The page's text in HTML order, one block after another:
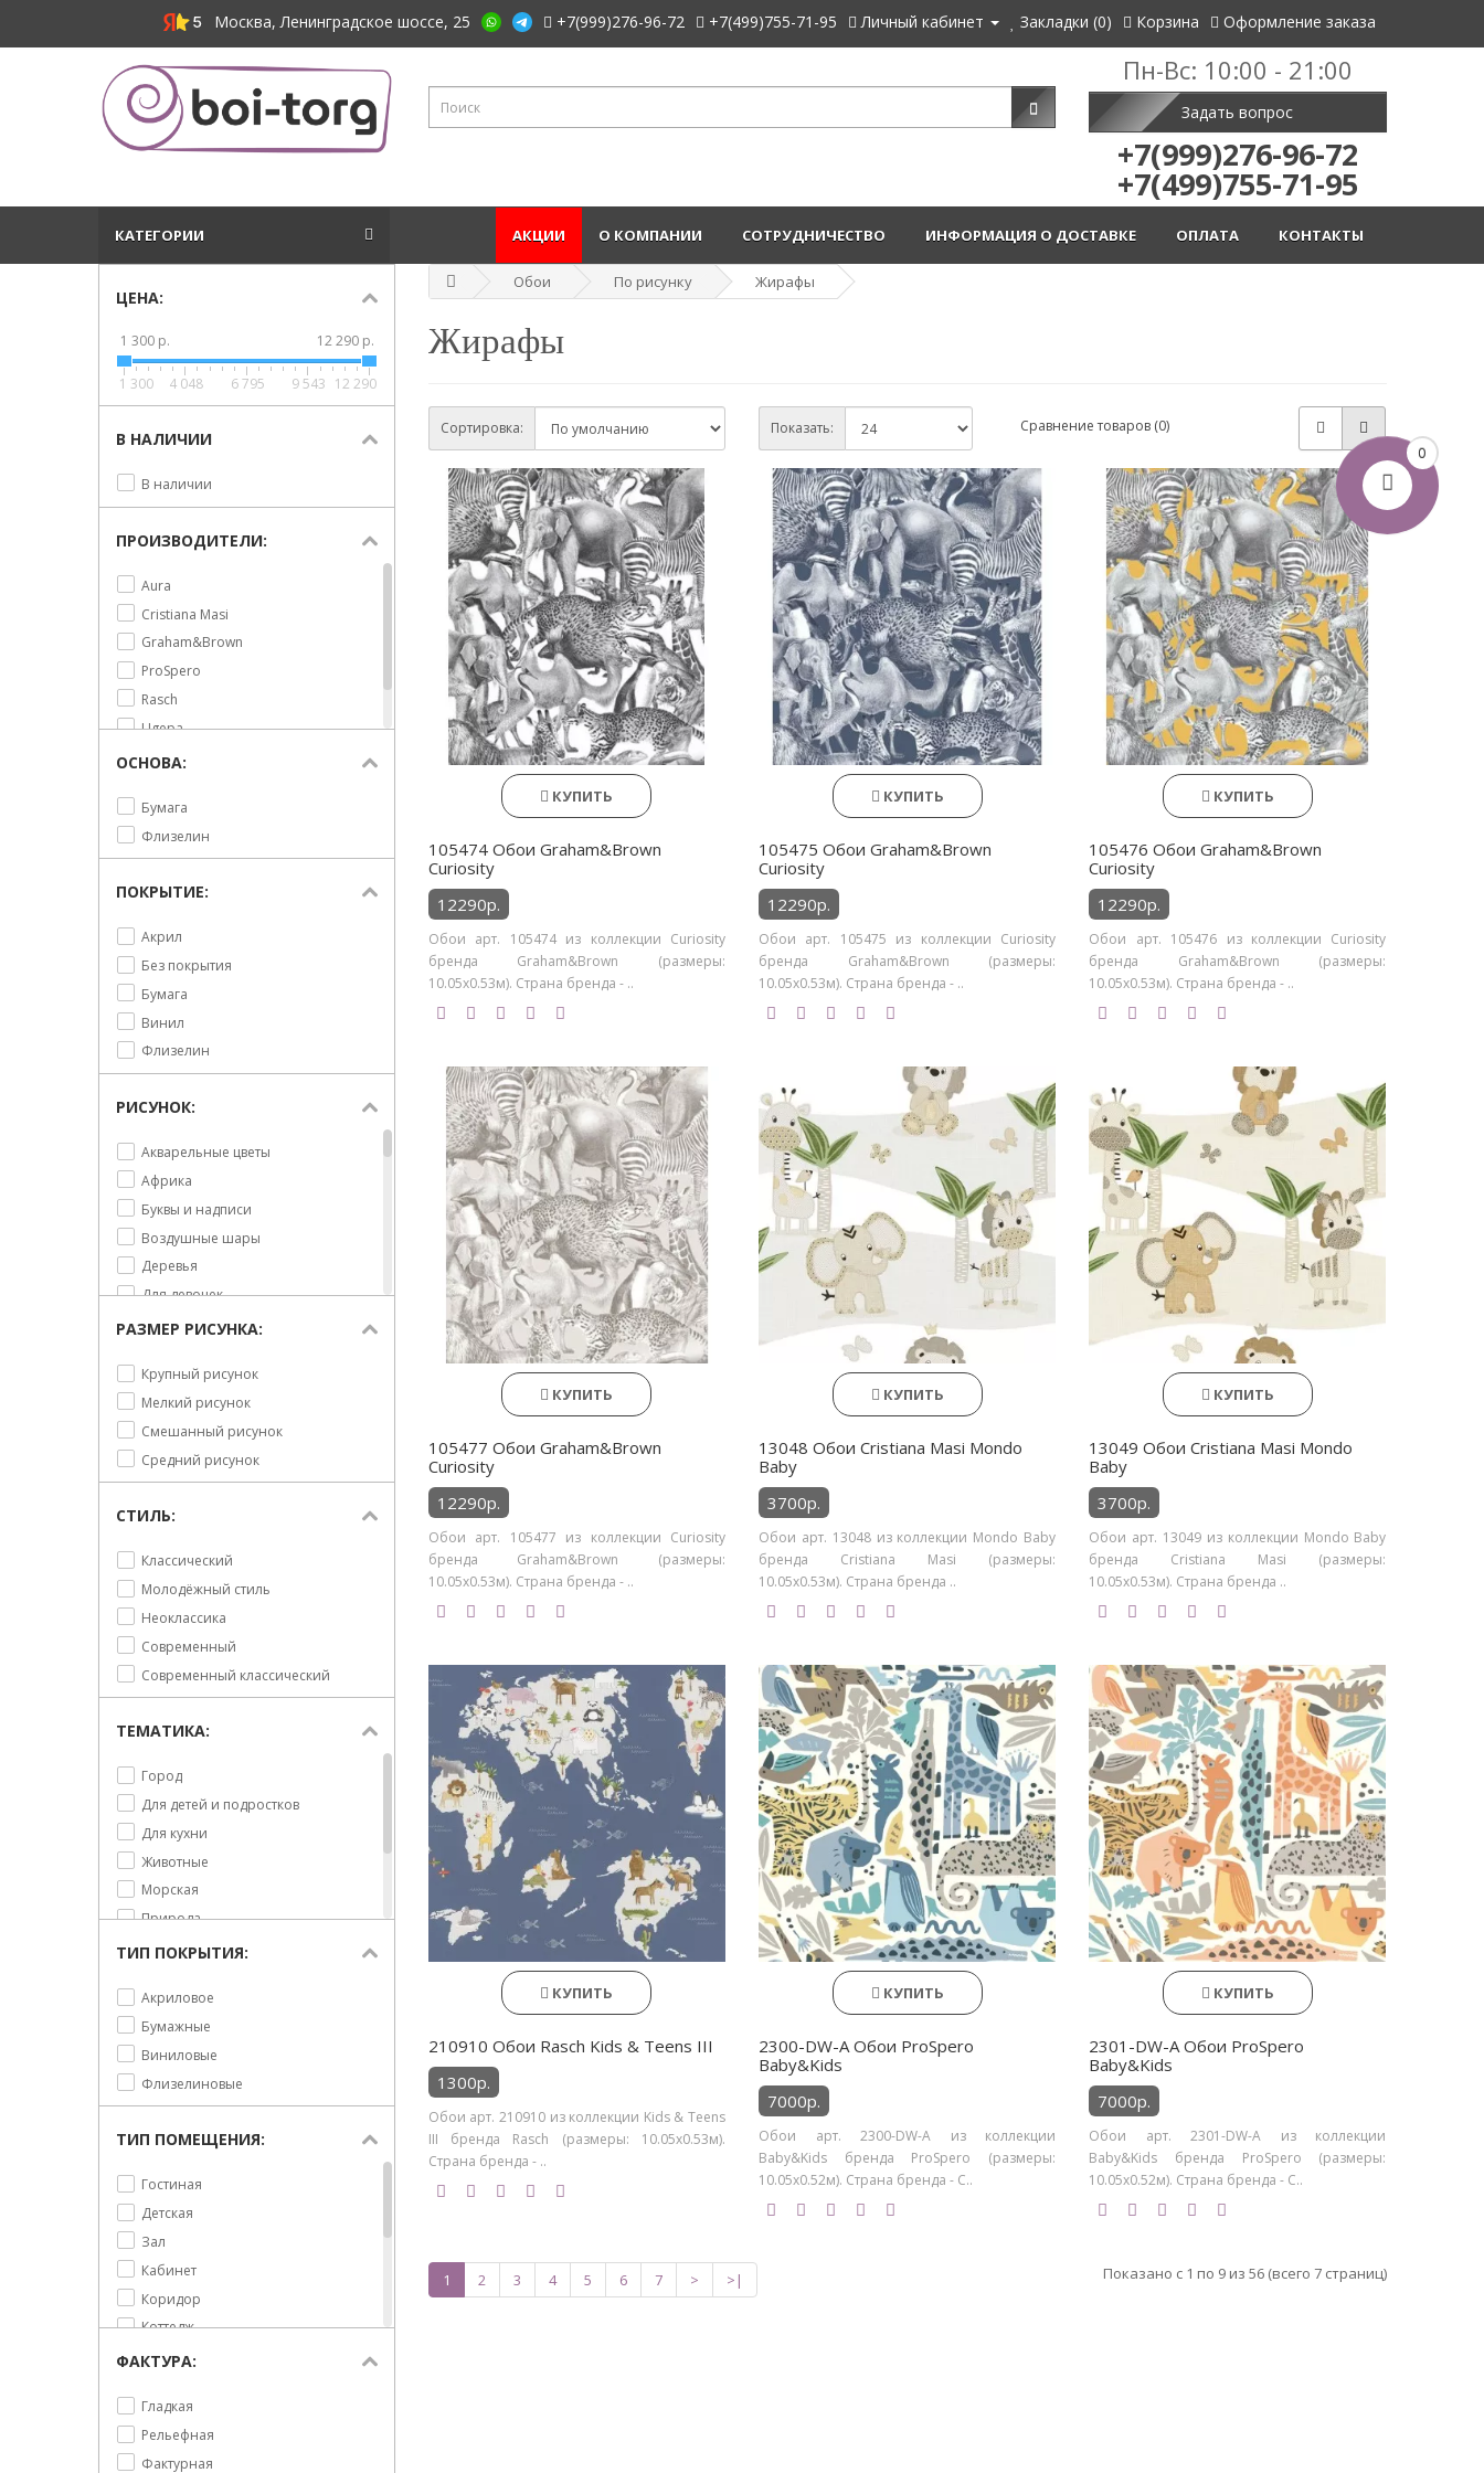
0
Москва, Ленинградское шоссе, 25 +7(999)276-96-72 +7(499)755-71-95 Личный кабинет Закладки (0) Корзина Оформление заказа
Пн-Вс: 10:00 - 21:00
Задать вопрос
+7(999)276-96-72
+7(499)755-71-95
КАТЕГОРИИ КОНТАКТЫ
ОПЛАТА
ИНФОРМАЦИЯ О ДОСТАВКЕ
СОТРУДНИЧЕСТВО
О КОМПАНИИ
АКЦИИ
ЦЕНА:
1 300 р. 12 290 р.
1 300 4 048 6 795 9 543 12 290
В НАЛИЧИИ
В наличии
ПРОИЗВОДИТЕЛИ:
Aura
Cristiana Masi
Graham&Brown
ProSpero
Rasch
Ugepa
York
ОСНОВА:
Бумага
Флизелин
ПОКРЫТИЕ:
Акрил
Без покрытия
Бумага
Винил
Флизелин
РИСУНОК:
Акварельные цветы
Африка
Буквы и надписи
Воздушные шары
Деревья
Для девочек
Для мальчиков
Животные
Жирафы
Зебра
Лев
Лес
Марки и карты
Небо и облака
Носорог
Пальмы
Панда
Природа
Птицы
Растительность
Рыбки
Слоны
Тигры
Тропики
Фламинго
РАЗМЕР РИСУНКА:
Крупный рисунок
Мелкий рисунок
Смешанный рисунок
Средний рисунок
СТИЛЬ:
Классический
Молодёжный стиль
Неоклассика
Современный
Современный классический
ТЕМАТИКА:
Город
Для детей и подростков
Для кухни
Животные
Морская
Природа
Сюжет
Флористика
ТИП ПОКРЫТИЯ:
Акриловое
Бумажные
Виниловые
Флизелиновые
ТИП ПОМЕЩЕНИЯ:
Гостиная
Детская
Зал
Кабинет
Коридор
Коттедж
Кухня
Прихожая
Спальня
Столовая
ФАКТУРА:
Гладкая
Рельефная
Фактурная
Обои По рисунку Жирафы
Жирафы
Сортировка: Показать: Сравнение товаров (0)
КУПИТЬ
105474 Обои Graham&Brown
Curiosity
12290р.
Обои арт. 105474 из коллекции Curiosity
бренда Graham&Brown (размеры:
10.05х0.53м). Страна бренда - ..
КУПИТЬ
105475 Обои Graham&Brown
Curiosity
12290р.
Обои арт. 105475 из коллекции Curiosity
бренда Graham&Brown (размеры:
10.05х0.53м). Страна бренда - ..
КУПИТЬ
105476 Обои Graham&Brown
Curiosity
12290р.
Обои арт. 105476 из коллекции Curiosity
бренда Graham&Brown (размеры:
10.05х0.53м). Страна бренда - ..
КУПИТЬ
105477 Обои Graham&Brown
Curiosity
12290р.
Обои арт. 105477 из коллекции Curiosity
бренда Graham&Brown (размеры:
10.05х0.53м). Страна бренда - ..
КУПИТЬ
13048 Обои Cristiana Masi Mondo
Baby
3700р.
Обои арт. 13048 из коллекции Mondo Baby
бренда Cristiana Masi (размеры:
10.05х0.53м). Страна бренда ..
КУПИТЬ
13049 Обои Cristiana Masi Mondo
Baby
3700р.
Обои арт. 13049 из коллекции Mondo Baby
бренда Cristiana Masi (размеры:
10.05х0.53м). Страна бренда ..
КУПИТЬ
210910 Обои Rasch Kids & Teens III
1300р.
Обои арт. 210910 из коллекции Kids & Teens
III бренда Rasch (размеры: 10.05х0.53м).
Страна бренда - ..
КУПИТЬ
2300-DW-A Обои ProSpero
Baby&Kids
7000р.
Обои арт. 2300-DW-A из коллекции
Baby&Kids бренда ProSpero (размеры:
10.05х0.52м). Страна бренда - С..
КУПИТЬ
2301-DW-A Обои ProSpero
Baby&Kids
7000р.
Обои арт. 2301-DW-A из коллекции
Baby&Kids бренда ProSpero (размеры:
10.05х0.52м). Страна бренда - С..
1 2 3 4 5 6 7 > >| Показано с 1 по 9 из 56 (всего 7 страниц)